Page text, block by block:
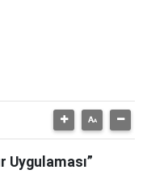
Uygulaması”